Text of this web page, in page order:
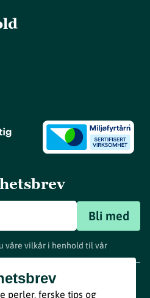
Bli med
våre vilkår i henhold til vår
perler, ferske tips og